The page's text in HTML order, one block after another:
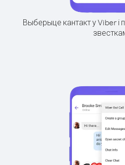
Выберыце кантакт у Viber і